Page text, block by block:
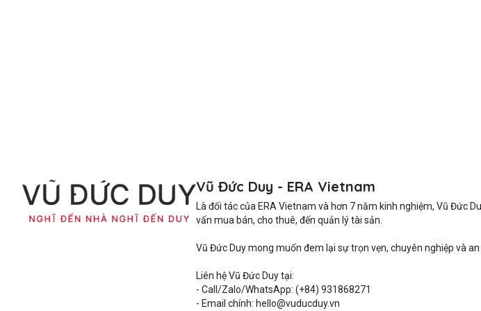
Vũ Đức Duy - ERA Vietnam
Là đối tác của ERA Vietnam và hơn 7 năm kinh nghiệm, Vũ Đức
vấn mua bán, cho thuê, đến quản lý tài sản.
Vũ Đức Duy mong muốn đem lại sự trọn vẹn, chuyên nghiệp và
Liên hệ Vũ Đức Duy tại:
- Call/Zalo/WhatsApp: (+84) 931868271
- Email chính: hello@vuducduy.vn